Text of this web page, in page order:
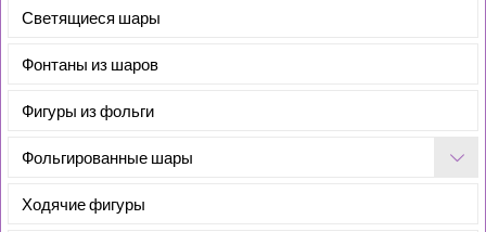
Светящиеся шары
Фонтаны из шаров
Фигуры из фольги
Фольгированные шары
Ходячие фигуры